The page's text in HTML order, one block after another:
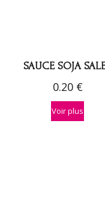
SAUCE SOJA
0.20 €
Voir plus